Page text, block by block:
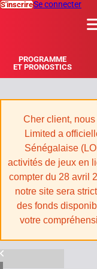
PROGRAMME
ET PRONOSTICS
S'inscrireSe connecter
Cher client,
Limited a
Sénégalaise
activités de jeux en
compter du 28 avril
notre site sera
des fonds
votre